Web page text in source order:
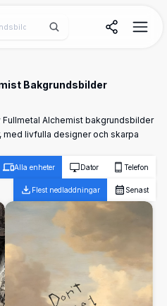
Bakgrundsbilder
Alchemist bakgrundsbilder
livfulla designer och skarpa
Alla enheter Dator Telefon
Flest nedladdningar Senast